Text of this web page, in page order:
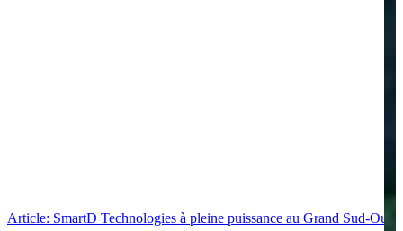
Article: SmartD Technologies à pleine puissance au Grand Sud-Ouest